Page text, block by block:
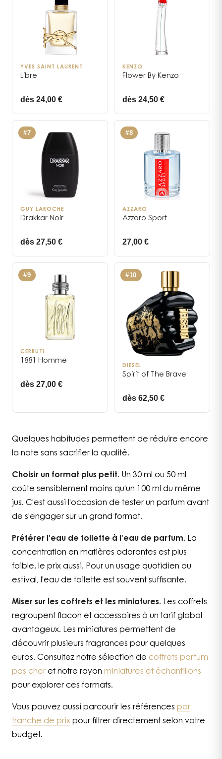
YVES SAINT LAURENT
Libre
dès 24,00 €
KENZO
Flower By Kenzo
dès 24,50 €
#7
GUY LAROCHE
Drakkar Noir
dès 27,50 €
#8
AZZARO
Azzaro Sport
27,00 €
#9
CERRUTI
1881 Homme
dès 27,00 €
#10
DIESEL
Spirit of The Brave
dès 62,50 €
Quelques habitudes permettent de réduire encore
la note sans sacrifier la qualité.
Choisir un format plus petit. Un 30 ml ou 50 ml
coûte sensiblement moins qu'un 100 ml du même
jus. C'est aussi l'occasion de tester un parfum avant
de s'engager sur un grand format.
Préférer l'eau de toilette à l'eau de parfum. La
concentration en matières odorantes est plus
faible, le prix aussi. Pour un usage quotidien ou
estival, l'eau de toilette est souvent suffisante.
Miser sur les coffrets et les miniatures. Les coffrets
regroupent flacon et accessoires à un tarif global
avantageux. Les miniatures permettent de
découvrir plusieurs fragrances pour quelques
euros. Consultez notre sélection de coffrets parfum
pas cher et notre rayon miniatures et échantillons
pour explorer ces formats.
Vous pouvez aussi parcourir les références par
tranche de prix pour filtrer directement selon votre
budget.